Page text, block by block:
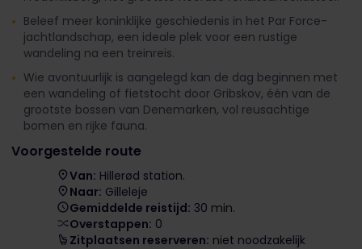
Beleef meer koninklijke geschiedenis in het Par Force-
jachtlandschap, een ideale plek voor een rustige
wandeling na een treinreis.
Wie avontuurlijk is aangelegd kan de dag beginnen met
een wandeling of fietstocht door Gribskov, één van de
grootste bossen van Denemarken, vol reusachtige
bomen en rijke fauna.
Voorgestelde route
Van: Hillerød station.
Naar: Gilleleje
Gemiddelde reistijd: 30 min.
Overstappen: 0
Zitplaatsen reserveren: niet noodzakelijk